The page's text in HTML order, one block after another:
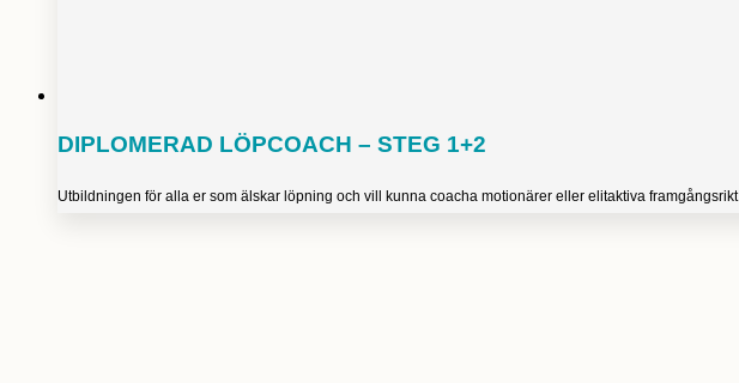
DIPLOMERAD LÖPCOACH – STEG 1+2
Utbildningen för alla er som älskar löpning och vill kunna coacha motionärer eller elitaktiva framgångsrikt